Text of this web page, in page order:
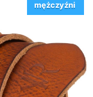
mężczyźni